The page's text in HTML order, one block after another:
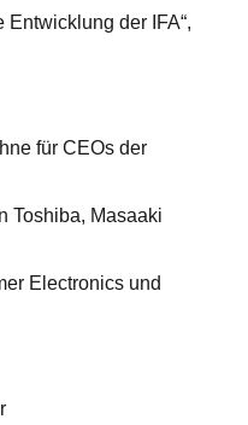
Entwicklung der IFA“,
für CEOs der
Toshiba, Masaaki
Electronics und